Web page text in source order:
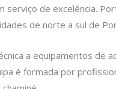
de excelência.
de norte a sul de
a equipamentos de
é formada por